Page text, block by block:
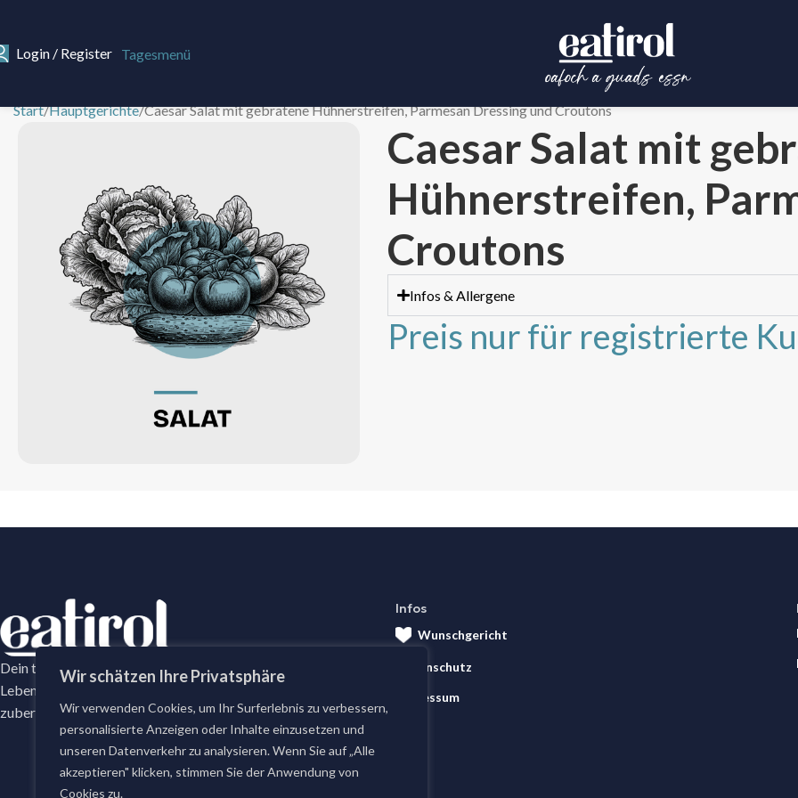
Wir schätzen Ihre Privatsphäre
Wir verwenden Cookies, um Ihr Surferlebnis zu verbessern,
personalisierte Anzeigen oder Inhalte einzusetzen und
unseren Datenverkehr zu analysieren. Wenn Sie auf „Alle
akzeptieren" klicken, stimmen Sie der Anwendung von
Cookies zu.
Login / Register Tagesmenü
Start Hauptgerichte Caesar Salat mit gebratene Hühnerstreifen, Parmesan Dressing und Croutons
Caesar Salat mit
Hühnerstreifen,
Croutons
Infos & Allergene
Preis nur für registrierte
Dein tägliches Frische-Versprechen mit erstklassige
Lebensmittel. Bei eatirol bestellst du täglich frisch
zubereitete Gerichte und erstklassige Lebensmittel.
Infos
Wunschgericht
Datenschutz
Impressum